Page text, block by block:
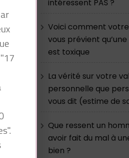
intéressent PAS ?
Voici comment
vous prévient
est toxique
La vérité sur votre
personnelle que
vous dit (estime de
Que ressent un
avoir fait du mal à
bien ?